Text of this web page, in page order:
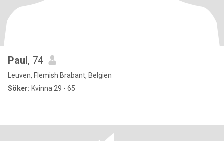
Paul, 74
Leuven, Flemish Brabant, Belgien
Söker: Kvinna 29 - 65